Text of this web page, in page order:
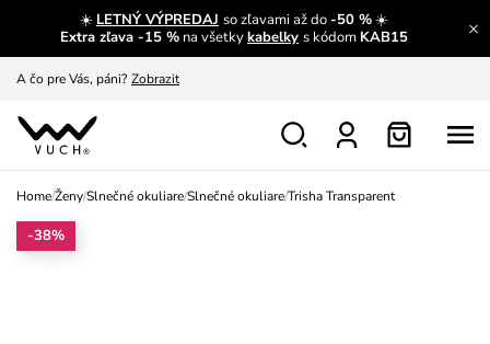
☀️ LETNÝ VÝPREDAJ so zľavami až do-50 %☀️
Extra zľava -15 % na všetkykabelky s kódom KAB15
A čo sa inde nedozvieš? Prečítať viac
A čo pre Vás, páni? Zobrazit
S čím chybu neurobíš?
Nech sa inšpirovať Zobraziť
Home/Ženy/Slnečné okuliare/Slnečné okuliare/Trisha Transparent
-38%